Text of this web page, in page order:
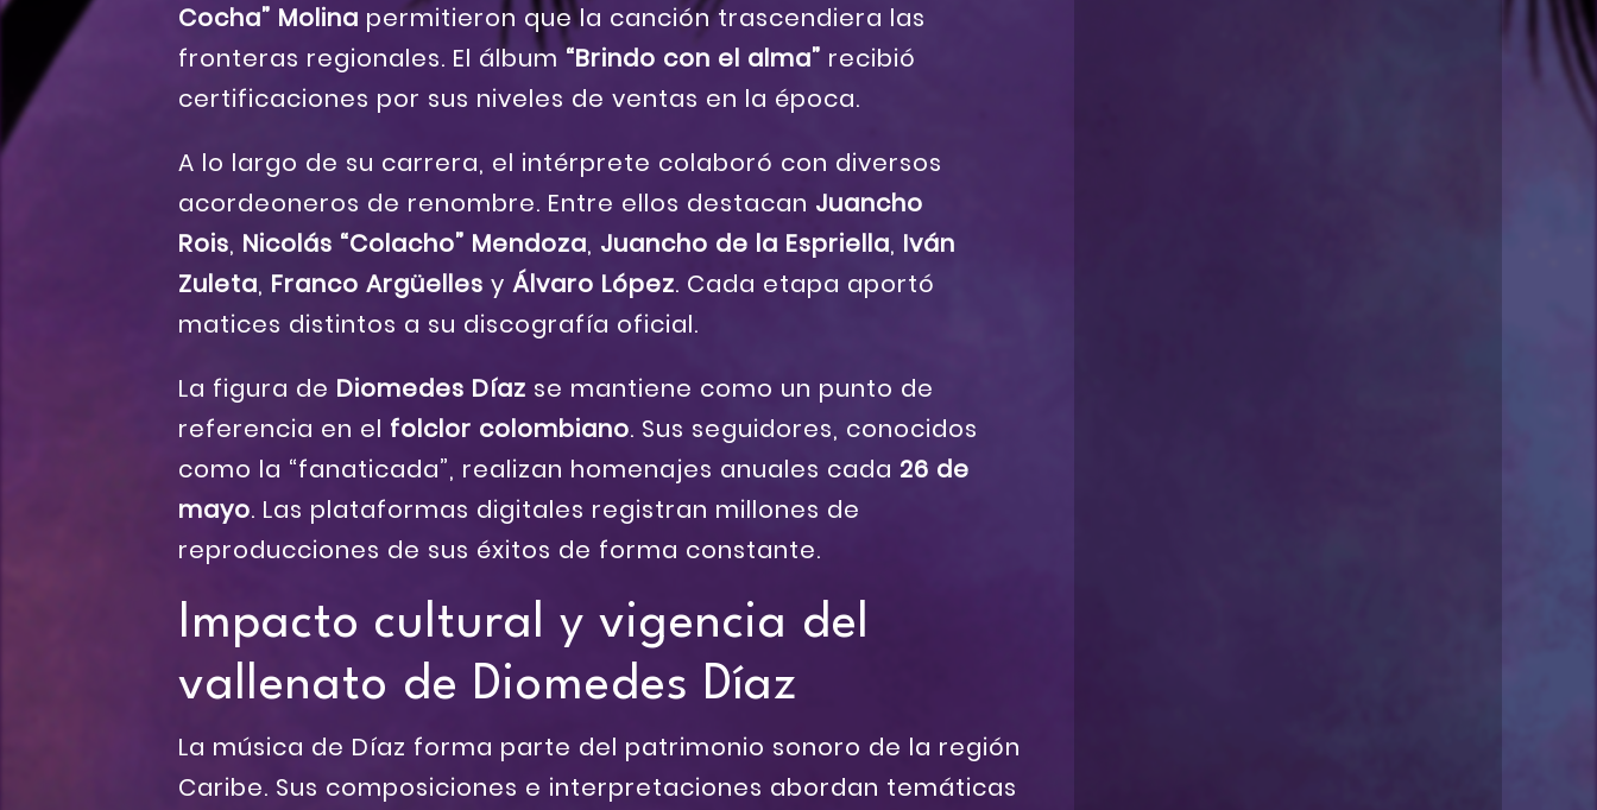
Cocha” Molina permitieron que la canción trascendiera las
fronteras regionales. El álbum“Brindo con el alma” recibió
certificaciones por sus niveles de ventas en la época.
A lo largo de su carrera, el intérprete colaboró con diversos
acordeoneros de renombre. Entre ellos destacan Juancho
Rois, Nicolás “Colacho” Mendoza, Juancho de la Espriella, Iván
Zuleta, Franco Argüelles y Álvaro López. Cada etapa aportó
matices distintos a su discografía oficial.
La figura de Diomedes Díaz se mantiene como un punto de
referencia en el folclor colombiano. Sus seguidores, conocidos
como la “fanaticada”, realizan homenajes anuales cada 26 de
mayo. Las plataformas digitales registran millones de
reproducciones de sus éxitos de forma constante.
Impacto cultural y vigencia del
vallenato de Diomedes Díaz
La música de Díaz forma parte del patrimonio sonoro de la región
Caribe. Sus composiciones e interpretaciones abordan temáticas